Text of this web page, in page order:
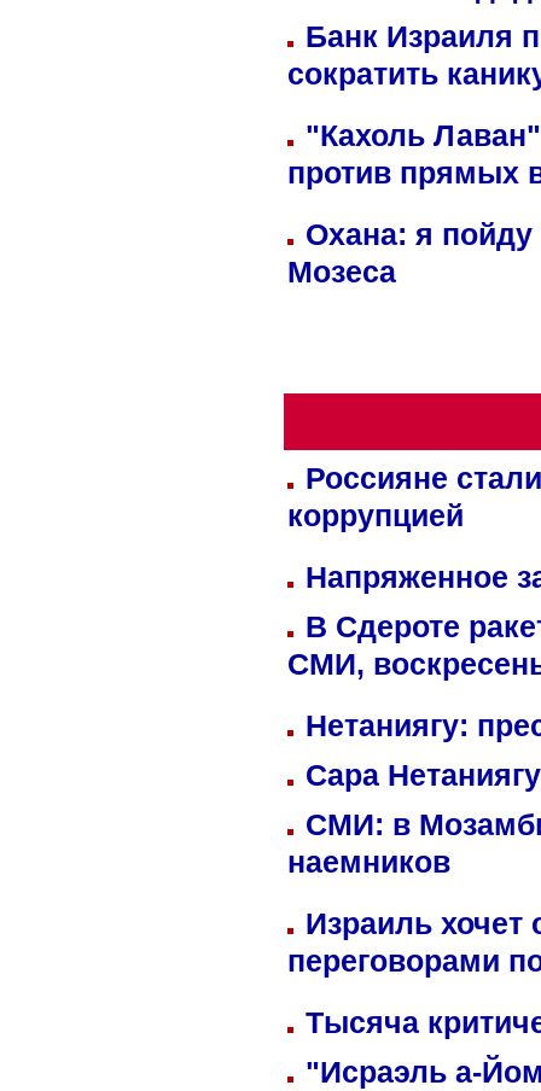
Банк Израиля
сократить
"Кахоль
против прямых
Охана: я пойду
Мозеса
Россияне
коррупцией
Напряженное
В Сдероте
СМИ,
Нетаниягу:
Сара
СМИ: в
наемников
Израиль хочет
переговорами
Тысяча
"Исраэль а-